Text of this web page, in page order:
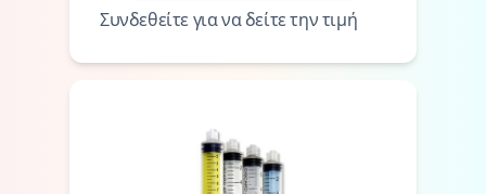
Συνδεθείτε για να δείτε την τιμή